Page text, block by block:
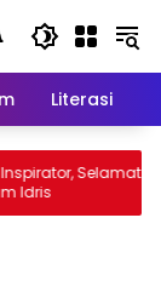
Literasi
Selamat